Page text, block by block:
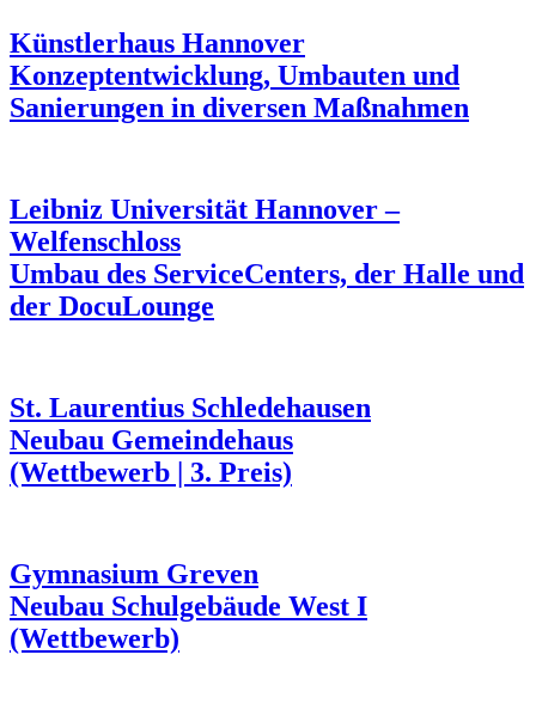
Künstlerhaus Hannover
Konzeptentwicklung, Umbauten und
Sanierungen in diversen Maßnahmen
Leibniz Universität Hannover –
Welfenschloss
Umbau des ServiceCenters, der Halle und
der DocuLounge
St. Laurentius Schledehausen
Neubau Gemeindehaus
(Wettbewerb | 3. Preis)
Gymnasium Greven
Neubau Schulgebäude West I
(Wettbewerb)